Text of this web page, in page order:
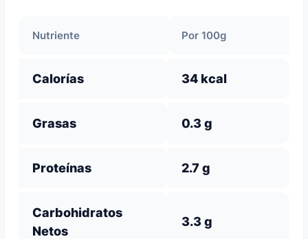
Nutriente Por 100g
Calorías 34 kcal
Grasas 0.3 g
Proteínas 2.7 g
Carbohidratos
Netos
3.3 g